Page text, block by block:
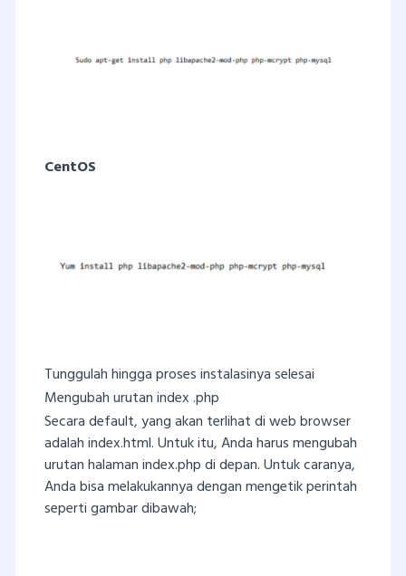
CentOS
Tunggulah hingga proses instalasinya selesai
Mengubah urutan index .php
Secara default, yang akan terlihat di web browser
adalah index.html. Untuk itu, Anda harus mengubah
urutan halaman index.php di depan. Untuk caranya,
Anda bisa melakukannya dengan mengetik perintah
seperti gambar dibawah;